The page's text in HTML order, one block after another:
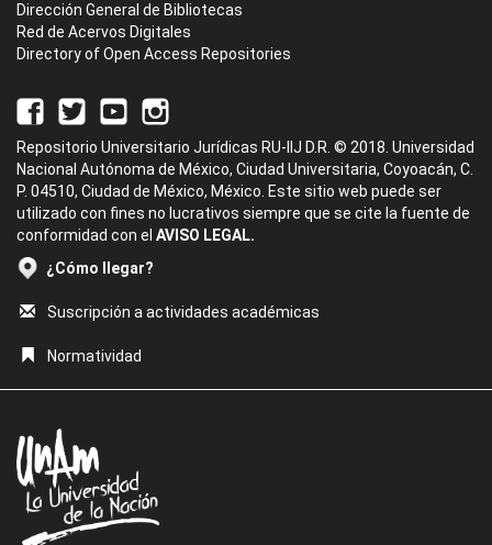
Dirección General de Bibliotecas
Red de Acervos Digitales
Directory of Open Access Repositories
Repositorio Universitario Jurídicas RU-IIJ D.R. © 2018. Universidad
Nacional Autónoma de México, Ciudad Universitaria, Coyoacán, C.
P. 04510, Ciudad de México, México. Este sitio web puede ser
utilizado con fines no lucrativos siempre que se cite la fuente de
conformidad con el AVISO LEGAL.
¿Cómo llegar?
Suscripción a actividades académicas
Normatividad